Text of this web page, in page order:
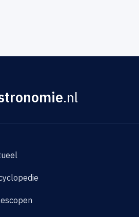
.nl